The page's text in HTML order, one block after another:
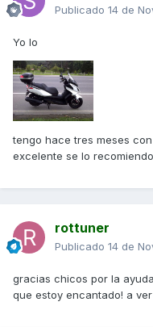
Publicado 14 de
Yo lo
tengo hace tres meses
excelente se lo recomiendo
rottuner
Publicado 14 de
gracias chicos por la
que estoy encantado! a